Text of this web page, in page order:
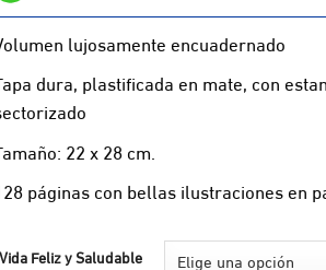
lujosamente encuadernado
dura, plastificada en mate, con
22 x 28 cm.
páginas con bellas ilustraciones en
Feliz y Saludable